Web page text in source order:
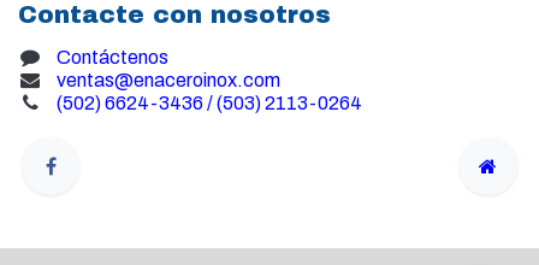
Contacte con nosotros
Contáctenos
ventas@enaceroinox.com
(502) 6624-3436 / (503) 2113-0264